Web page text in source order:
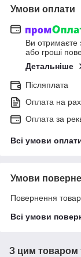
Умови оплати
Ви отримаєте
або гроші
Детальніше
Післяплата
Оплата на
Оплата за
Всі умови
Умови
Повернення
Всі умови
З цим товаром